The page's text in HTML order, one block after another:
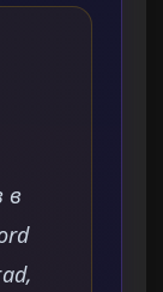
в